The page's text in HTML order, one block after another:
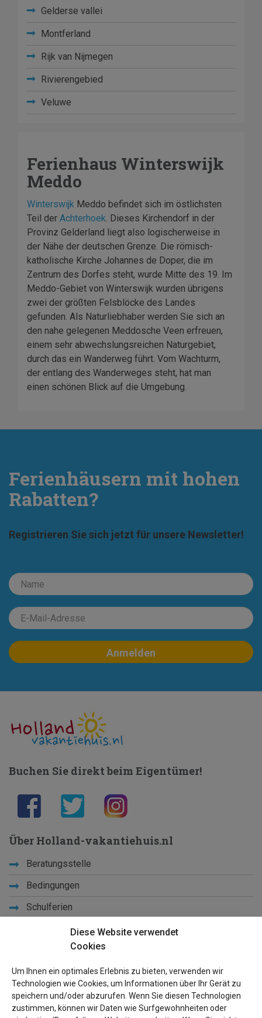
Gelderse vallei
Montferland
Rijk van Nijmegen
Rivierengebied
Veluwe
Ferienhaus Winterswijk
Meddo
Winterswijk Meddo befindet sich im östlichsten
Teil der Achterhoek. Dieses Kirchendorf in der
Provinz Gelderland liegt also logischerweise in
der Nähe der deutschen Grenze. Die römisch-
katholische Kirche Johannes de Doper, die im
Zentrum des Dorfes steht, wurde Mitte des 19. Im
Meddo-Gebiet von Winterswijk wurden übrigens
zwei der größten Felsblöcke des Landes
gefunden. Als Naturliebhaber werden Sie sich an
den nahe gelegenen Meddosche Veen erfreuen,
einem sehr abwechslungsreichen Naturgebiet,
durch das ein Wanderweg führt. Vom Wachturm,
der entlang des Wanderweges steht, hat man
einen schönen Blick auf die Umgebung.
Ferienhäusern mit hohen
Rabatten?
Registrieren Sie sich jetzt für unsere Newsletter!
Diese Website verwendet
Cookies
Um Ihnen ein optimales Erlebnis zu bieten, verwenden wir
Technologien wie Cookies, um Informationen über Ihr Gerät zu
speichern und/oder abzurufen. Wenn Sie diesen Technologien
zustimmen, können wir Daten wie Surfgewohnheiten oder
Buchen Sie direkt beim Eigentümer!
Über Holland-vakantiehuis.nl
Beratungsstelle
Bedingungen
Schulferien
Lernen Sie uns kennen
Links
Seiten Ûbersicht